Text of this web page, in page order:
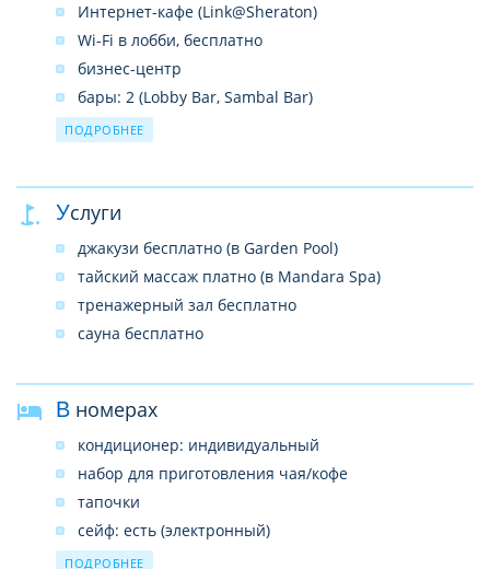
Интернет-кафе (Link@Sheraton)
Wi-Fi в лобби, бесплатно
бизнес-центр
бары: 2 (Lobby Bar, Sambal Bar)
прачечная
бассейны: 2 (открытые Terrace Pool, Garden Pool)
конференц-залы: 22 (на 10–1250 чел.)
врач по вызову
рестораны: 4 (тайский Thara Thong, итальянский
Giorgio’s, интернациональный Feast, Sambal Bar &
Grill)
магазины
ПОДРОБНЕЕ
Услуги
джакузи бесплатно (в Garden Pool)
тайский массаж платно (в Mandara Spa)
тренажерный зал бесплатно
сауна бесплатно
В номерах
кондиционер: индивидуальный
набор для приготовления чая/кофе
тапочки
сейф: есть (электронный)
мини-бар платно
ПОДРОБНЕЕ